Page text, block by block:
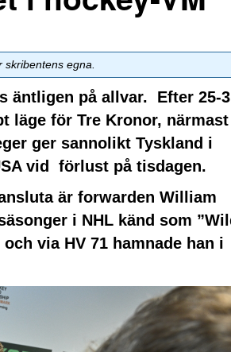
egna.
äntligen på allvar. Efter 25-
läge för Tre Kronor, närmast
ger sannolikt Tyskland i
vid förlust på tisdagen.
är forwarden William
i NHL känd som
via HV 71 hamnade han i